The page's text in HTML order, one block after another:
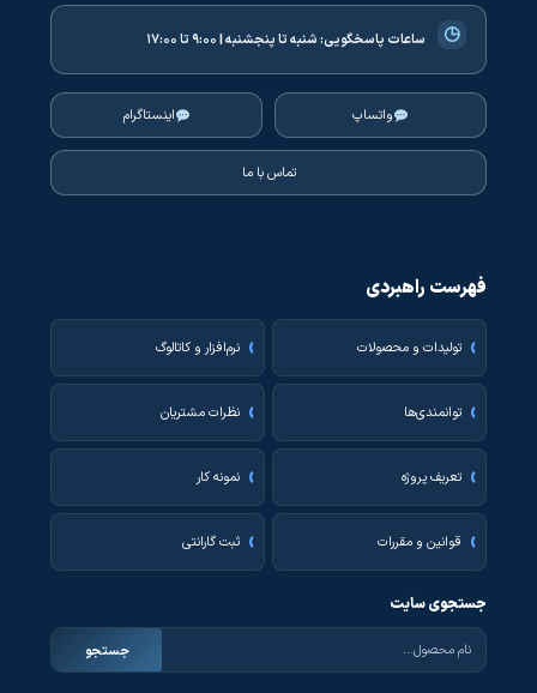
◷ ساعات پاسخگویی:شنبه تا پنجشنبه | ۹:۰۰ تا ۱۷:۰۰
واتساپ اینستاگرام
تماس با ما
فهرست راهبردی
تولیدات و محصولات نرم‌افزار و کاتالوگ
توانمندی‌ها نظرات مشتریان
تعریف پروژه نمونه کار
قوانین و مقررات ثبت گارانتی
جستجوی سایت
جستجو